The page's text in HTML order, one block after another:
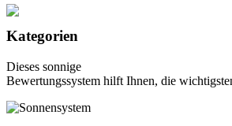
Kategorien
Dieses sonnige
Bewertungssystem hilft Ihnen, die